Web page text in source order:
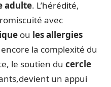
adulte. L’hérédité,
avec
ou les allergies
la complexité du
le soutien du cercle
un appui